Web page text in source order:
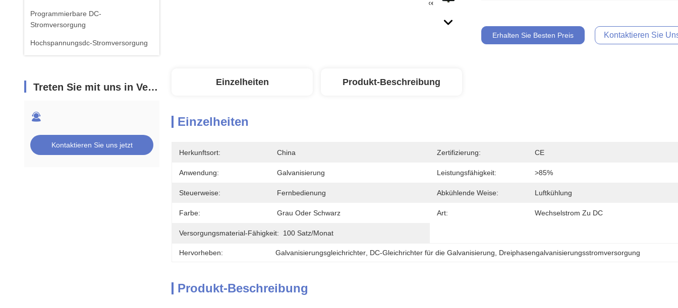
Programmierbare DC-
Stromversorgung
Hochspannungsdc-Stromversorgung
Treten Sie mit uns in Verbindung
Kontaktieren Sie uns jetzt
Erhalten Sie Besten Preis Kontaktieren Sie
Einzelheiten Produkt-Beschreibung
Einzelheiten
Herkunftsort: China Zertifizierung: CE
Anwendung: Galvanisierung Leistungsfähigkeit: >85%
Steuerweise: Fernbedienung Abkühlende Weise: Luftkühlung
Farbe: Grau Oder Schwarz Art: Wechselstrom Zu DC
Versorgungsmaterial-Fähigkeit: 100 Satz/Monat
Hervorheben: Galvanisierungsgleichrichter DC-Gleichrichter für die Galvanisierung Dreiphasengalvanisierungsstromversorgung
Produkt-Beschreibung